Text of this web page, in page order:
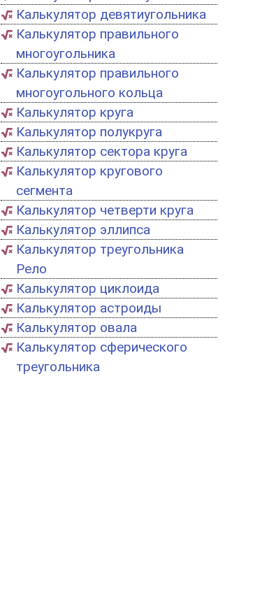
Калькулятор девятиугольника
Калькулятор правильного
многоугольника
Калькулятор правильного
многоугольного кольца
Калькулятор круга
Калькулятор полукруга
Калькулятор сектора круга
Калькулятор кругового
сегмента
Калькулятор четверти круга
Калькулятор эллипса
Калькулятор треугольника
Рело
Калькулятор циклоида
Калькулятор астроиды
Калькулятор овала
Калькулятор сферического
треугольника